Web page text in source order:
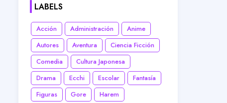
LABELS
Acción Administración
Anime
Autores
Aventura
Ciencia Ficción
Comedia
Cultura Japonesa
Drama
Ecchi Escolar
Fantasía
Figuras
Gore
Harem